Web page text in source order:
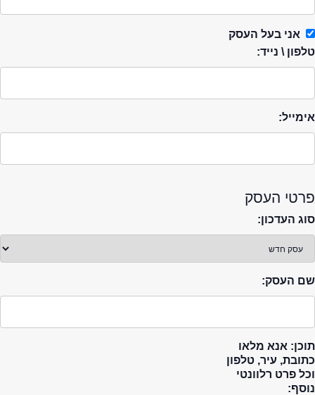
אני בעל העסק
טלפון \ נייד:
אימייל:
פרטי העסק
סוג העדכון:
שם העסק:
תוכן: אנא מלאו
כתובת, עיר, טלפון
וכל פרט רלוונטי
נוסף: